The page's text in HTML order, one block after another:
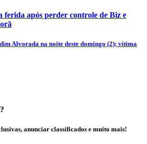
ferida após perder controle de Biz e
Alvorada na noite deste domingo (2); vítima
anunciar classificados e muito mais!